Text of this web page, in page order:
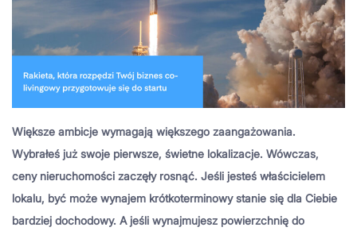
Większe ambicje wymagają większego zaangażowania.
Wybrałeś już swoje pierwsze, świetne lokalizacje. Wówczas,
ceny nieruchomości zaczęły rosnąć. Jeśli jesteś właścicielem
lokalu, być może wynajem krótkoterminowy stanie się dla Ciebie
bardziej dochodowy. A jeśli wynajmujesz powierzchnię do